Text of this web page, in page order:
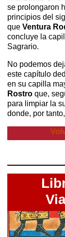
se prolongaron
principios del
que Ventura
concluye la
Sagrario.
No podemos
este capítulo
en su capilla
Rostro que,
para limpiar la
donde, por